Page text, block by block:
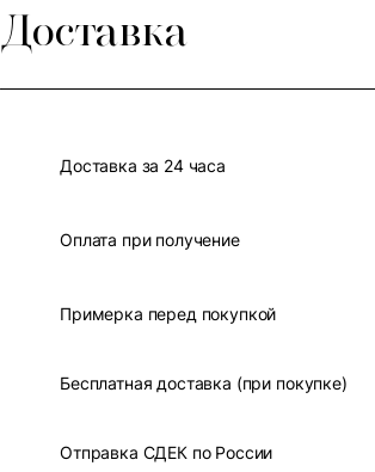
Доставка
Доставка за 24 часа
Оплата при получение
Примерка перед покупкой
Бесплатная доставка (при покупке)
Отправка СДЕК по России